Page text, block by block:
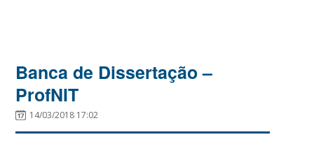
Banca de Dissertação –
ProfNIT
14/03/2018 17:02